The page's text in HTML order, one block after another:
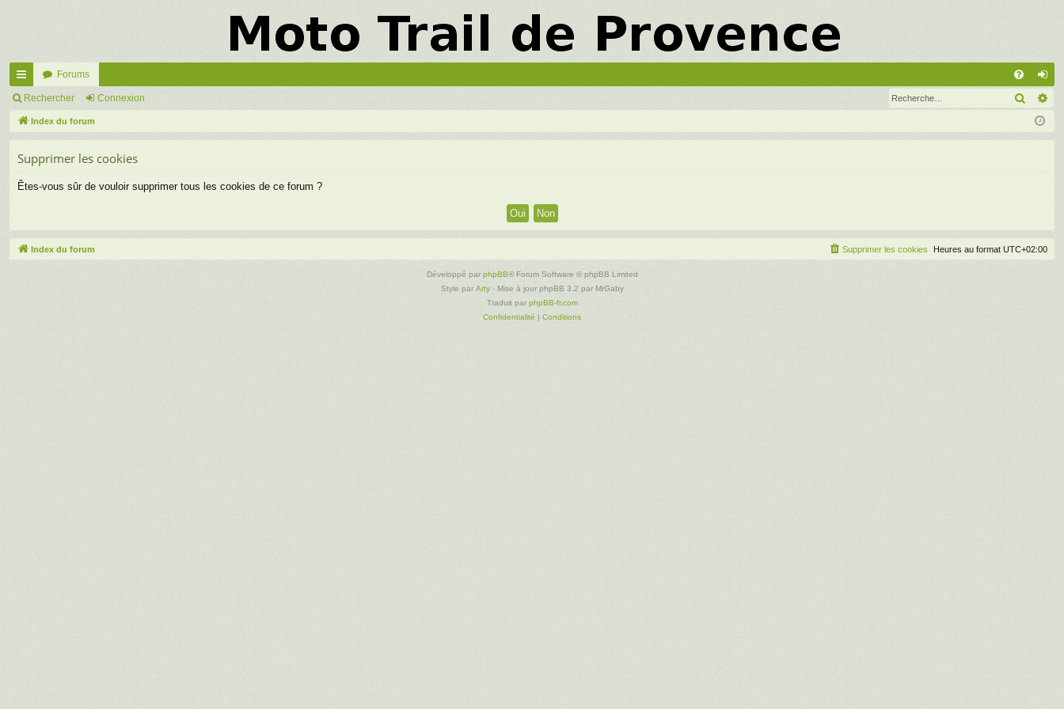
cc
ès
de
Forums
FA on
ne
Rechercher Connexion
Index du forum
Supprimer les cookies
Êtes-vous sûr de vouloir supprimer tous les cookies de ce forum ?
Index du forum Heures au format UTC+02:00
Supprimer les cookies
Développé par phpBB® Forum Software © phpBB Limited
Style par Arty- Mise à jour phpBB 3.2 par MrGaby
Traduit par phpBB-fr.com
Confidentialité | Conditions